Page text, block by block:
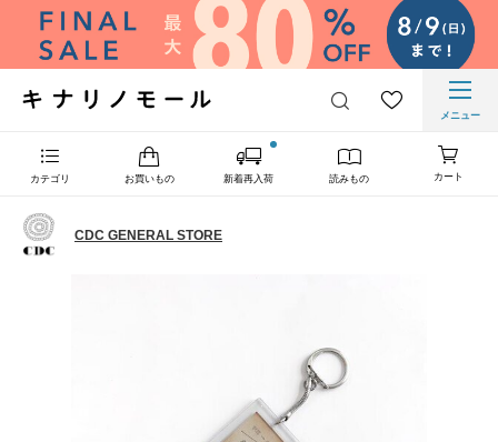
メニュー
カテゴリ お買いもの 新着再入荷 読みもの カート
CDC GENERAL STORE